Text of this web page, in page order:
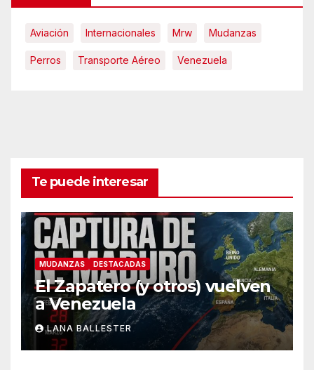
Aviación Internacionales Mrw Mudanzas
Perros Transporte Aéreo Venezuela
Te puede interesar
MUDANZAS DESTACADAS
El Zapatero (y otros) vuelven
a Venezuela
LANA BALLESTER